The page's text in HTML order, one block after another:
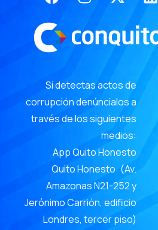
Si detectas actos de
corrupción denúncialos a
través de los siguientes
medios:
App Quito Honesto
Quito Honesto: (Av.
Amazonas N21-252 y
Jerónimo Carrión, edificio
Londres, tercer piso)